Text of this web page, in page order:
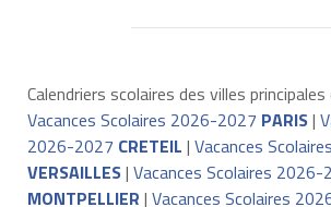
Calendriers scolaires des villes principales
Vacances Scolaires 2026-2027 PARIS|
2026-2027 CRETEIL | Vacances
VERSAILLES| Vacances Scolaires 2026-
MONTPELLIER | Vacances Scolaires